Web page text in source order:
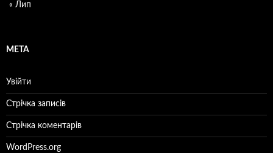
« Лип
МЕТА
Увійти
Стрічка записів
Стрічка коментарів
WordPress.org